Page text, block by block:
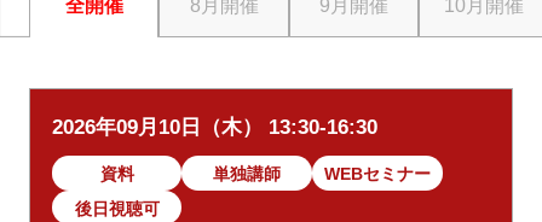
全開催 8月開催 9月開催 10月開催
2026年09月10日（木） 13:30-16:30
資料 単独講師
WEBセミナー
後日視聴可